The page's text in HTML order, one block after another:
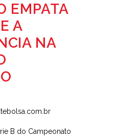
EMPATA
A
NA
B do Campeonato